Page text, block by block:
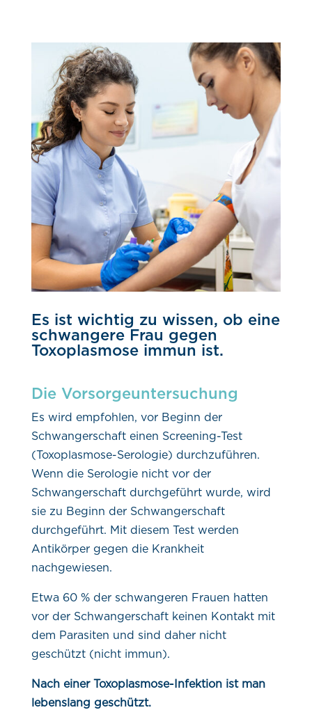
Es ist wichtig zu wissen, ob eine
schwangere Frau gegen
Toxoplasmose immun ist.
Die Vorsorgeuntersuchung
Es wird empfohlen, vor Beginn der
Schwangerschaft einen Screening-Test
(Toxoplasmose-Serologie) durchzuführen.
Wenn die Serologie nicht vor der
Schwangerschaft durchgeführt wurde, wird
sie zu Beginn der Schwangerschaft
durchgeführt. Mit diesem Test werden
Antikörper gegen die Krankheit
nachgewiesen.
Etwa 60 % der schwangeren Frauen hatten
vor der Schwangerschaft keinen Kontakt mit
dem Parasiten und sind daher nicht
geschützt (nicht immun).
Nach einer Toxoplasmose-Infektion ist man
lebenslang geschützt.